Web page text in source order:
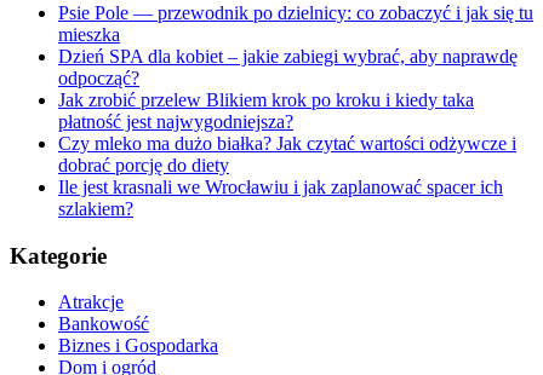
Psie Pole — przewodnik po dzielnicy: co zobaczyć i jak się tu
mieszka
Dzień SPA dla kobiet – jakie zabiegi wybrać, aby naprawdę
odpocząć?
Jak zrobić przelew Blikiem krok po kroku i kiedy taka
płatność jest najwygodniejsza?
Czy mleko ma dużo białka? Jak czytać wartości odżywcze i
dobrać porcję do diety
Ile jest krasnali we Wrocławiu i jak zaplanować spacer ich
szlakiem?
Kategorie
Atrakcje
Bankowość
Biznes i Gospodarka
Dom i ogród